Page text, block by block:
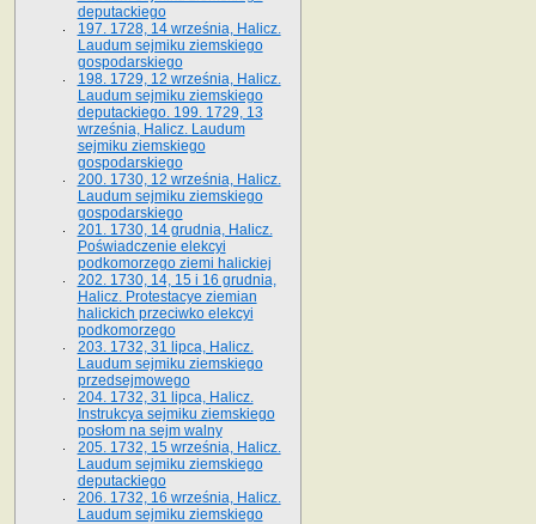
deputackiego
197. 1728, 14 września, Halicz.
Laudum sejmiku ziemskiego
gospodarskiego
198. 1729, 12 września, Halicz.
Laudum sejmiku ziemskiego
deputackiego. 199. 1729, 13
września, Halicz. Laudum
sejmiku ziemskiego
gospodarskiego
200. 1730, 12 września, Halicz.
Laudum sejmiku ziemskiego
gospodarskiego
201. 1730, 14 grudnia, Halicz.
Poświadczenie elekcyi
podkomorzego ziemi halickiej
202. 1730, 14, 15 i 16 grudnia,
Halicz. Protestacye ziemian
halickich przeciwko elekcyi
podkomorzego
203. 1732, 31 lipca, Halicz.
Laudum sejmiku ziemskiego
przedsejmowego
204. 1732, 31 lipca, Halicz.
Instrukcya sejmiku ziemskiego
posłom na sejm walny
205. 1732, 15 września, Halicz.
Laudum sejmiku ziemskiego
deputackiego
206. 1732, 16 września, Halicz.
Laudum sejmiku ziemskiego